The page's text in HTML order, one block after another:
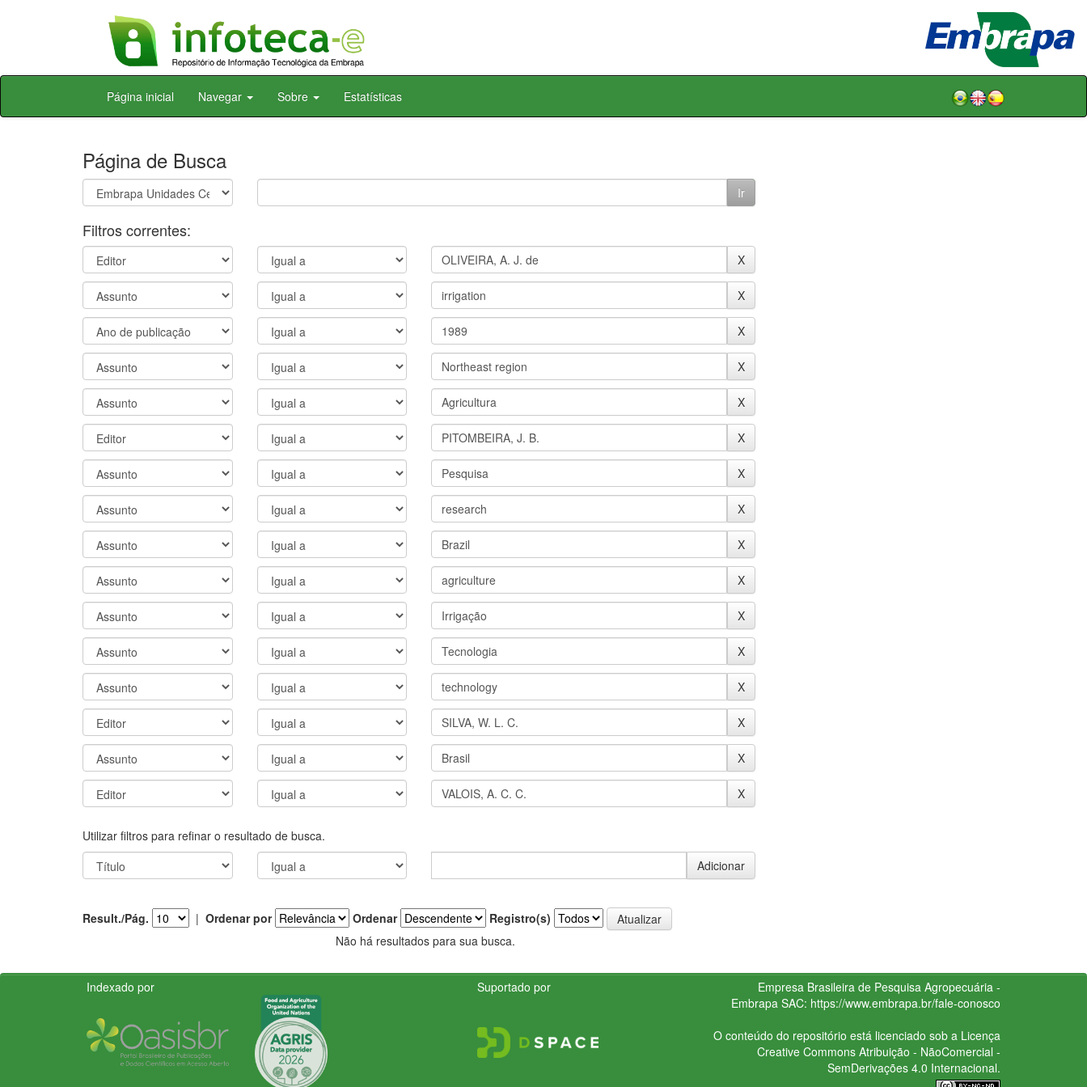
Skip
Página inicial Navegar Sobre Estatísticas
Página de Busca
Filtros correntes:
Utilizar filtros para refinar o resultado de busca.
Result./Pág. | Ordenar por Ordenar
Registro(s)
Não há resultados para sua busca.
Indexado por Suportado por
Empresa Brasileira de Pesquisa Agropecuária -
Embrapa SAC: https://www.embrapa.br/fale-conosco
O conteúdo do repositório está licenciado sob a Licença
Creative CommonsAtribuição - NãoComercial -
SemDerivações 4.0 Internacional.